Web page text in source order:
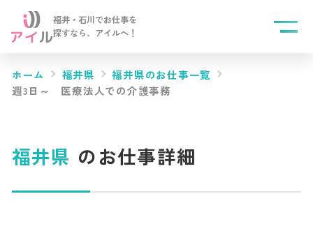
福井・石川でお仕事を
探すなら、 アイルへ！
ホーム 福井県
福井県のお仕事一覧
週3日～ 医療法人での介護事務
福井県 のお仕事詳細